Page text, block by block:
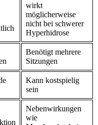
wirkt
möglicherweise
nicht bei schwerer
Hyperhidrose
Benötigt mehrere
Sitzungen
Kann kostspielig
sein
Nebenwirkungen
wie